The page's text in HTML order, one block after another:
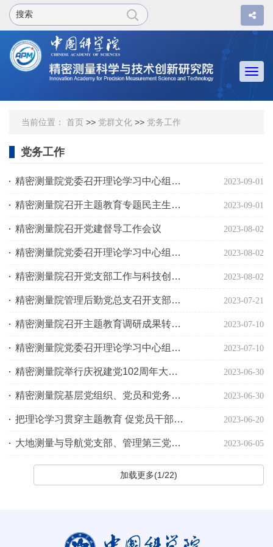
当前位置： 首页 >> 党群文化 >> 党务工作
党务工作
精密测量院党委召开理论学习中心组学习研讨会 2023-09-01
精密测量院召开主题教育专题民主生活会 2023-09-01
精密测量院召开党建督导工作会议 2023-08-02
精密测量院党委召开理论学习中心组学习研讨会 2023-08-02
精密测量院召开党支部工作与科技创新相融互促交流研讨会 2023-08-02
精密测量院管理后勤党总支召开支部大会传达2023年战略研讨会精神 2023-07-21
精密测量院召开主题教育调研成果转化交流会 2023-07-10
精密测量院党委召开理论学习中心组学习研讨会 2023-07-10
精密测量院举行庆祝建党102周年大会暨主题教育党课报告会 2023-06-30
精密测量院基层党组织、党员和党务工作者获上级党组织表彰 2023-06-30
把理论学习贯穿主题教育 促党员干部积极担当作为 2023-06-20
大地测量与导航党支部、管理第三党支部和研究生第六党支部联学共建开展主题党日活动 2023-06-05
加载更多(1/22)